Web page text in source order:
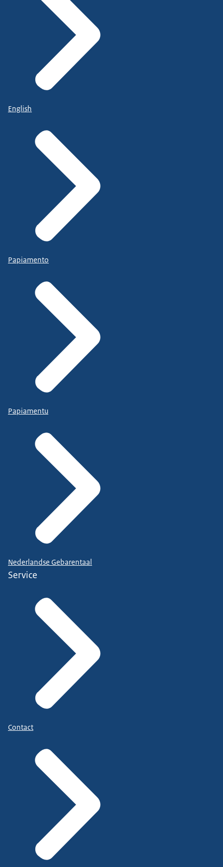
English
Papiamento
Papiamentu
Nederlandse Gebarentaal
Service
Contact